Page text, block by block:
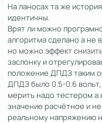
На ланосах та же
идентичны.
Врят ли можно
алгоритма сделано а не
но можно эффект
заслонку и
положение ДПДЗ таким
ДПДЗ было 0.5-0.6 вольт,
мерить надо тестером а
значение расчётное и
реальному напряжению